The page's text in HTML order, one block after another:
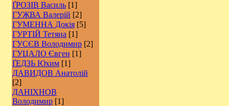
ҐРОЗІВ Василь [1]
ГУЖВА Валерій [2]
ГУМЕННА Докія [5]
ГУРТІЙ Тетяна [1]
ГУСЄВ Володимир [2]
ГУЦАЛО Євген [1]
ҐЕДЗЬ Юхим [1]
ДАВИДОВ Анатолій
[2]
ДАНІХНОВ
Володимир [1]